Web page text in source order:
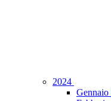
2024
Gennaio